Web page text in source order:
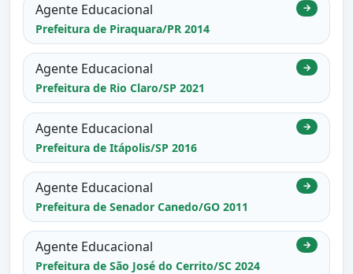
Agente Educacional
Prefeitura de Piraquara/PR 2014
→
Agente Educacional
Prefeitura de Rio Claro/SP 2021
→
Agente Educacional
Prefeitura de Itápolis/SP 2016
→
Agente Educacional
Prefeitura de Senador Canedo/GO 2011
→
Agente Educacional
Prefeitura de São José do Cerrito/SC 2024
→